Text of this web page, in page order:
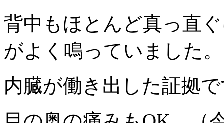
背中もほとんど真っ直
がよく鳴っていました。
内臓が働き出した証拠